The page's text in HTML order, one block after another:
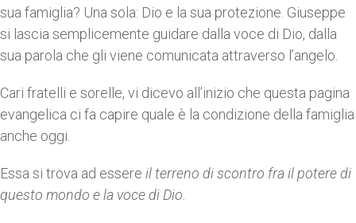
sua famiglia? Una sola: Dio e la sua protezione. Giuseppe
si lascia semplicemente guidare dalla voce di Dio, dalla
sua parola che gli viene comunicata attraverso l’angelo.
Cari fratelli e sorelle, vi dicevo all’inizio che questa pagina
evangelica ci fa capire quale è la condizione della famiglia
anche oggi.
Essa si trova ad essere il terreno di scontro fra il potere di
questo mondo e la voce di Dio.